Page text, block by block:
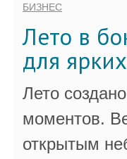
БИЗНЕС
Лето в
для
Лето
моментов.
открытым